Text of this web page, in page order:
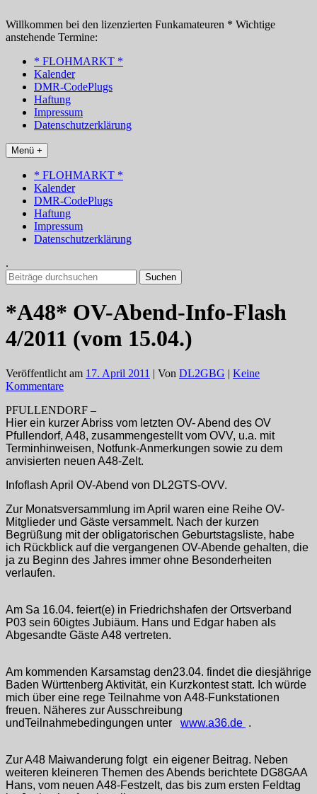
Inhalt
springen
Willkommen bei den lizenzierten Funkamateuren * Wichtige
anstehende Termine:
* FLOHMARKT *
Kalender
DMR-CodePlugs
Haftung
Impressum
Datenschutzerklärung
Menü +
* FLOHMARKT *
Kalender
DMR-CodePlugs
Haftung
Impressum
Datenschutzerklärung
.
Suchen
nach:
*A48* OV-Abend-Info-Flash
4/2011 (vom 15.04.)
Veröffentlicht am 17. April 2011 | Von DL2GBG | Keine
Kommentare
PFULLENDORF –
Hier ein kurzer Abriss vom letzten OV- Abend des OV
Pfullendorf, A48, zusammengestellt vom OVV, u.a. mit
Terminhinweisen, Notfunk-Anmerkungen sowie zu dem
anvisierten neuen A48-Zelt.
Infoflash April OV-Abend von DL2GTS-OVV.
Zur Monatsversammlung im April waren eine Reihe OV-
Mitglieder und Gäste versammelt. Nach der kurzen
Begrüßung mit der obligatorischen Geburtstagsliste, habe
ich Rückblick auf die vergangenen OV-Abende gehalten, die
ja zu Beginn des Jahres immer ohne Besonderheiten
verlaufen.
Am Sa 16.04. feiert(e) in Friedrichshafen der Ortsverband
P03 sein 60igtes Jubiäum. Hans und Edgar haben als
Abgesandte Gäste A48 vertreten.
Am kommenden Karsamstag den23.04. findet die diesjährige
Baden Württenberg Aktivität, ein Kurzkontest statt. Ich würde
mich über eine rege Teilnahme von A48-Funkstationen
freuen. Näheres zur Ausschreibung
undTeilnahmebedingungen unter www.a36.de .
Zur A48 Maiwanderung folgt ein eigener Beitrag. Neben
weiteren kleineren Themen des Abends berichtete DG8GAA
Hans, vom neuen A48-Festzelt, das bis zum ersten Feldtag